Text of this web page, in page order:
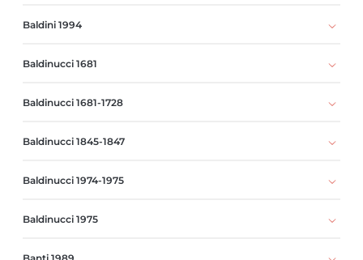
Baldini 1994
Baldinucci 1681
Baldinucci 1681-1728
Baldinucci 1845-1847
Baldinucci 1974-1975
Baldinucci 1975